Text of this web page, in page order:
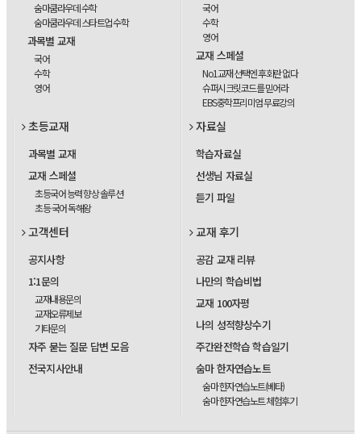
숨마쿰라우데 수학
숨마쿰라우데 스타트업 수학
과목별 교재
국어
수학
영어
국어
수학
영어
교재 스페셜
No1교재 선택엔 후회란 없다
슈퍼시크릿코드를 믿어라
EBS중학프리미엄 무료강의
초등교재
과목별 교재
교재 스페셜
초등국어 능력 향상 솔루션
초등 국어 독해왕
자료실
학습자료실
선생님 자료실
듣기 파일
고객센터
공지사항
1:1문의
교재내용문의
교재오류제보
기타문의
자주 묻는 질문 답변 모음
전국지사안내
교재 후기
공감 교재 리뷰
나만의 학습비법
교재 100자평
나의 성적향상수기
주간완전학습 학습일기
숨마 한자연습노트
숨마 한자연습노트(베타)
숨마 한자연습노트 체험후기